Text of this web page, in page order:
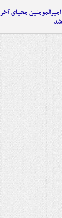
محیای آخر